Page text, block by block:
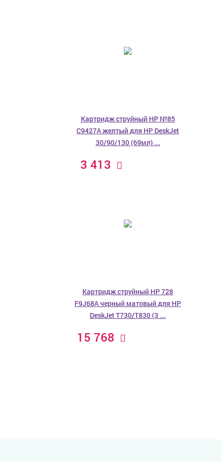
Картридж струйный HP №85
C9427A желтый для HP DeskJet
30/90/130 (69мл) ...
3 413
Картридж струйный HP 728
F9J68A черный матовый для HP
DeskJet T730/T830 (3 ...
15 768